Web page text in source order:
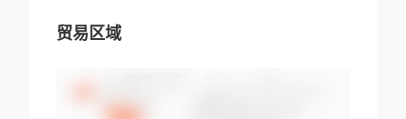
贸易区域